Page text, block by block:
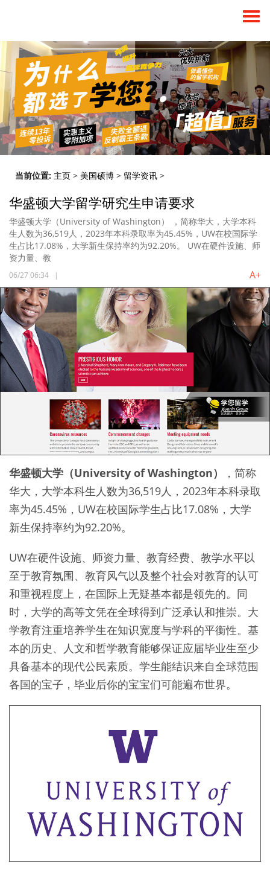
当前位置: 主页 > 美国硕博 > 留学资讯 >
华盛顿大学留学研究生申请要求
华盛顿大学（University of Washington） ，简称华大，大学本科
生人数为36,519人，2023年本科录取率为45.45%，UW在校国际学
生占比17.08%，大学新生保持率约为92.20%。 UW在硬件设施、师
资力量、教
06/27 06:34 | A+
华盛顿大学（University of Washington）
，简称
华大，大学本科生人数为36,519人，2023年本科录取
率为45.45%，UW在校国际学生占比17.08%，大学
新生保持率约为92.20%。
UW在硬件设施、师资力量、教育经费、教学水平以
至于教育氛围、教育风气以及整个社会对教育的认可
和重视程度上，在国际上无疑基本都是领先的。同
时，大学的高等文凭在全球得到广泛承认和推崇。大
学教育注重培养学生在知识宽度与学科的平衡性。基
本的历史、人文和哲学教育能够保证应届毕业生至少
具备基本的现代公民素质。学生能结识来自全球范围
各国的宝子，毕业后你的宝宝们可能遍布世界。